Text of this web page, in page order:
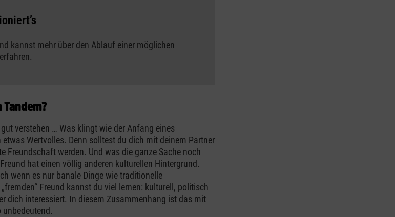
kannst mehr über den Ablauf einer möglichen
verstehen … Was klingt wie der Anfang eines
Wertvolles. Denn solltest du dich mit deinem Partner
Freundschaft werden. Und was die ganze Sache noch
hat einen völlig anderen kulturellen Hintergrund.
wenn es nur banale Dinge wie traditionelle
Freund kannst du viel lernen: kulturell, politisch
dich interessiert. In diesem Zusammenhang ist das mit